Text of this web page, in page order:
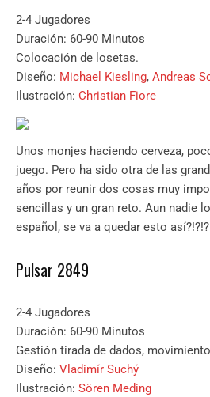
2-4 Jugadores
Duración: 60-90 Minutos
Colocación de losetas.
Diseño: Michael Kiesling, Andreas
Ilustración: Christian Fiore
Unos monjes haciendo cerveza,
juego. Pero ha sido otra de las
años por reunir dos cosas muy
sencillas y un gran reto. Aun nadie
español, se va a quedar esto así?!?!?
Pulsar 2849
2-4 Jugadores
Duración: 60-90 Minutos
Gestión tirada de dados,
Diseño: Vladimír Suchý
Ilustración: Sören Meding